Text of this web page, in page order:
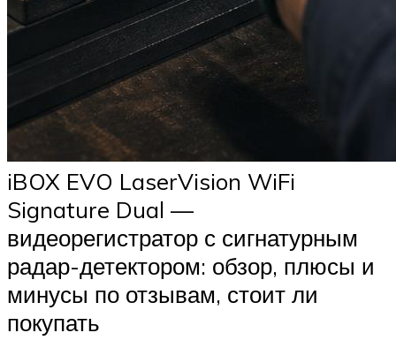
iBOX EVO LaserVision WiFi
Signature Dual —
видеорегистратор с сигнатурным
радар-детектором: обзор, плюсы и
минусы по отзывам, стоит ли
покупать